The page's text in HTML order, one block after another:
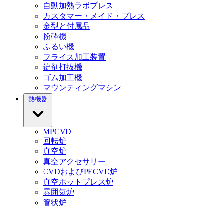
自動加熱ラボプレス
カスタマー・メイド・プレス
金型と付属品
粉砕機
ふるい機
フライス加工装置
錠剤打抜機
ゴム加工機
マウンティングマシン
熱機器
MPCVD
回転炉
真空炉
真空アクセサリー
CVDおよびPECVD炉
真空ホットプレス炉
雰囲気炉
管状炉